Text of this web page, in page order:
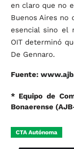
en claro que no
Buenos Aires no
esencial sino el
OIT determinó
De Gennaro.
Fuente:
* Equipo de
Bonaerense
CTA Autónoma